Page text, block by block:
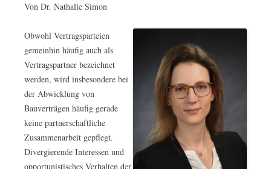
Von Dr. Nathalie Simon
Obwohl Vertragsparteien
gemeinhin häufig auch als
Vertragspartner bezeichnet
werden, wird insbesondere bei
der Abwicklung von
Bauverträgen häufig gerade
keine partnerschaftliche
Zusammenarbeit gepflegt.
Divergierende Interessen und
opportunistisches Verhalten der